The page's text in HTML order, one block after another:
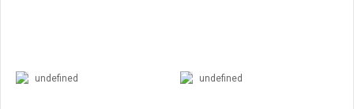
undefined undefined